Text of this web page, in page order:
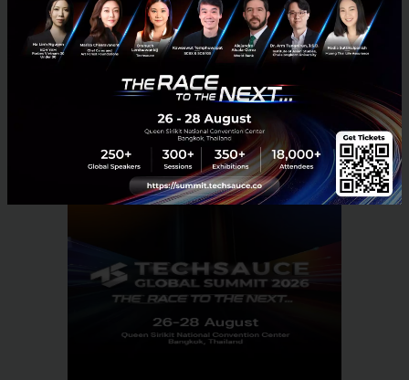
News SCB paragon QR Code Emporium emquatier เดอะมอลล์
QR Payment scb the mall The Mall Group ไทยพาณิชย์ เดอะมอลล์
No comment